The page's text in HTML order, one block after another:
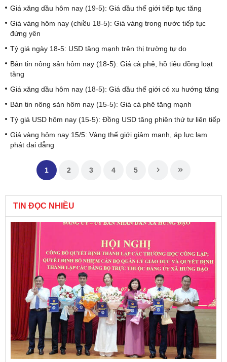
Giá xăng dầu hôm nay (19-5): Giá dầu thế giới tiếp tục tăng
Giá vàng hôm nay (chiều 18-5): Giá vàng trong nước tiếp tục
đứng yên
Tỷ giá ngày 18-5: USD tăng mạnh trên thị trường tự do
Bản tin nông sản hôm nay (18-5): Giá cà phê, hồ tiêu đồng loạt
tăng
Giá xăng dầu hôm nay (18-5): Giá dầu thế giới có xu hướng tăng
Bản tin nông sản hôm nay (15-5): Giá cà phê tăng mạnh
Tỷ giá USD hôm nay (15-5): Đồng USD tăng phiên thứ tư liên tiếp
Giá vàng hôm nay 15/5: Vàng thế giới giảm mạnh, áp lực lạm
phát dai dẳng
1 2 3 4 5
TIN ĐỌC NHIỀU